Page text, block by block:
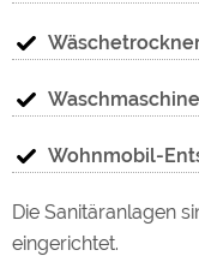
Waschmaschine
Wohnmobil-
Die Sanitäranlagen
eingerichtet.